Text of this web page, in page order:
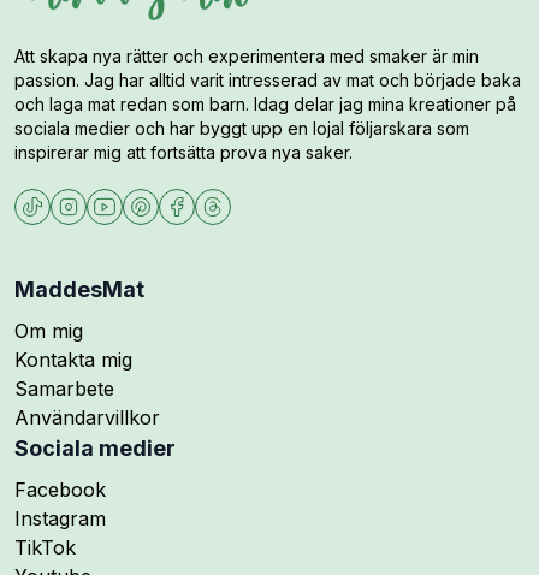
Att skapa nya rätter och experimentera med smaker är min
passion. Jag har alltid varit intresserad av mat och började baka
och laga mat redan som barn. Idag delar jag mina kreationer på
sociala medier och har byggt upp en lojal följarskara som
inspirerar mig att fortsätta prova nya saker.
MaddesMat
Om mig
Kontakta mig
Samarbete
Användarvillkor
Sociala medier
Följ mig på
Facebook
Följ mig på
Instagram
Följ mig på
TikTok